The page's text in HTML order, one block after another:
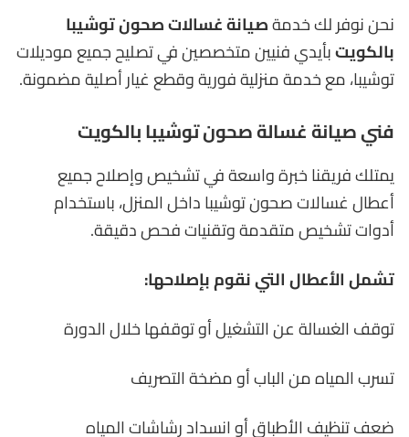
نحن نوفر لك خدمةصيانة غسالات صحون توشيبا
بالكويتبأيدي فنيين متخصصين في تصليح جميع موديلات
توشيبا، مع خدمة منزلية فورية وقطع غيار أصلية مضمونة.
فني صيانة غسالة صحون توشيبا بالكويت
يمتلك فريقنا خبرة واسعة في تشخيص وإصلاح جميع
أعطال غسالات صحون توشيبا داخل المنزل، باستخدام
أدوات تشخيص متقدمة وتقنيات فحص دقيقة.
تشمل الأعطال التي نقوم بإصلاحها:
توقف الغسالة عن التشغيل أو توقفها خلال الدورة
تسرب المياه من الباب أو مضخة التصريف
ضعف تنظيف الأطباق أو انسداد رشاشات المياه